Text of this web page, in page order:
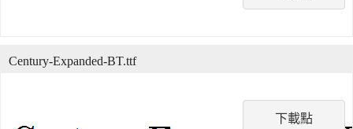
下載點
Century-Expanded-BT.ttf